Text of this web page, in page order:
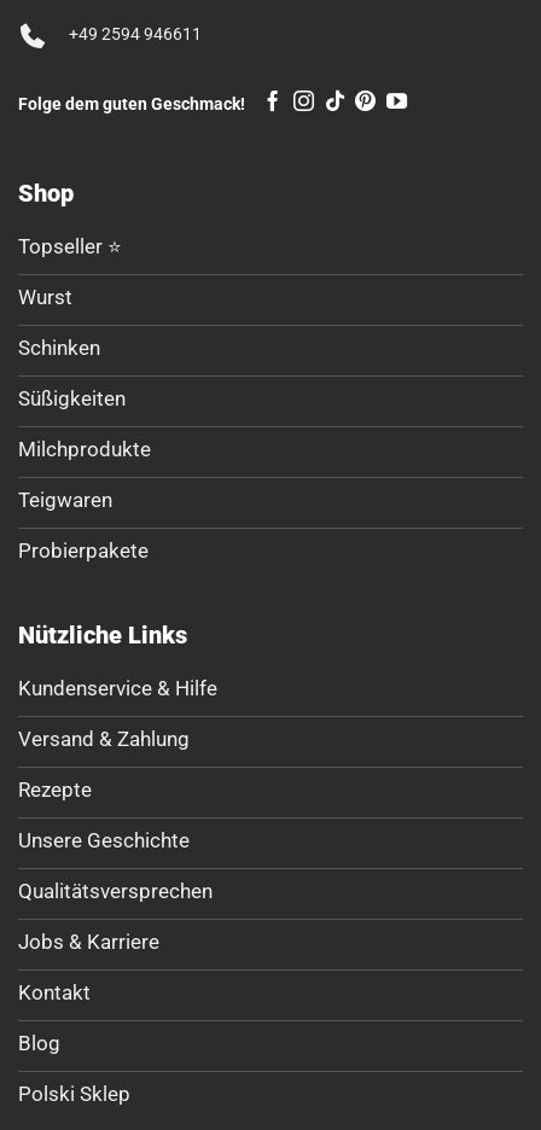
+49 2594 946611
Folge dem guten Geschmack!
Shop
Topseller ⭐
Wurst
Schinken
Süßigkeiten
Milchprodukte
Teigwaren
Probierpakete
Nützliche Links
Kundenservice & Hilfe
Versand & Zahlung
Rezepte
Unsere Geschichte
Qualitätsversprechen
Jobs & Karriere
Kontakt
Blog
Polski Sklep